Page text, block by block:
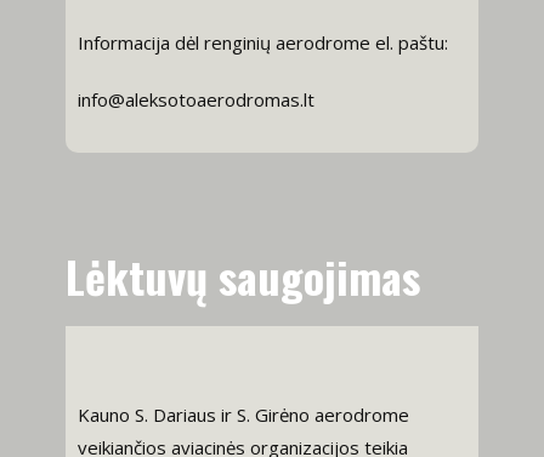
Informacija dėl renginių aerodrome el. paštu:
info@aleksotoaerodromas.lt
Lėktuvų saugojimas
Kauno S. Dariaus ir S. Girėno aerodrome
veikiančios aviacinės organizacijos teikia